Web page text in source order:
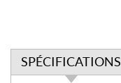
SPÉCIFICATIONS